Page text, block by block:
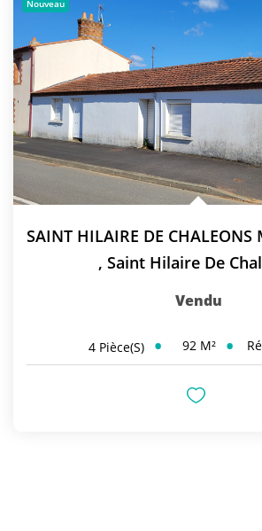
Nouveau
, Saint Hilaire De
Vendu
4 Pièce(s) 92 M²